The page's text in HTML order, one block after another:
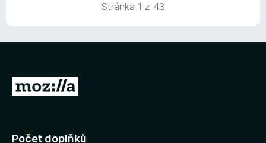
Stránka 1 z 43
P
j
Počet doplňků